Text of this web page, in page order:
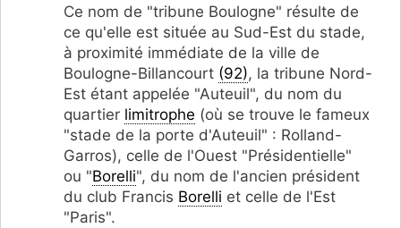
Ce nom de "tribune Boulogne" résulte de
ce qu'elle est située au Sud-Est du stade,
à proximité immédiate de la ville de
Boulogne-Billancourt (92), la tribune Nord-
Est étant appelée "Auteuil", du nom du
quartier limitrophe (où se trouve le fameux
"stade de la porte d'Auteuil" : Rolland-
Garros), celle de l'Ouest "Présidentielle"
ou "Borelli", du nom de l'ancien président
du club Francis Borelli et celle de l'Est
"Paris".